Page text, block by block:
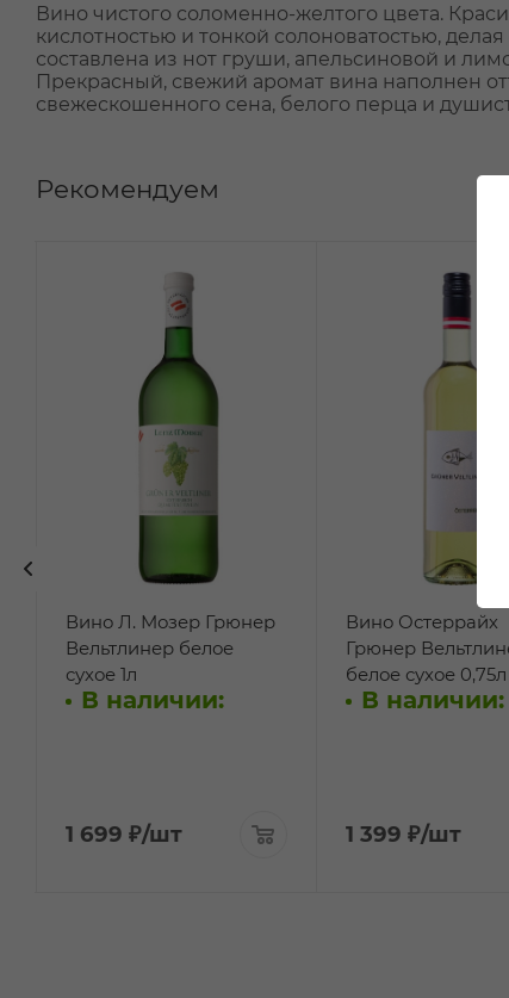
Вино чистого соломенно-желтого цвета.
кислотностью и тонкой солоноватостью,
составлена из нот груши, апельсиновой и
Прекрасный, свежий аромат вина наполнен
свежескошенного сена, белого перца и
Рекомендуем
Вино Л. Мозер Грюнер
Вельтлинер белое
сухое 1л
В наличии:
1 699 ₽/шт
Вино Остеррайх
Грюнер
белое сухое 0,75л
В наличии:
1 399 ₽/шт